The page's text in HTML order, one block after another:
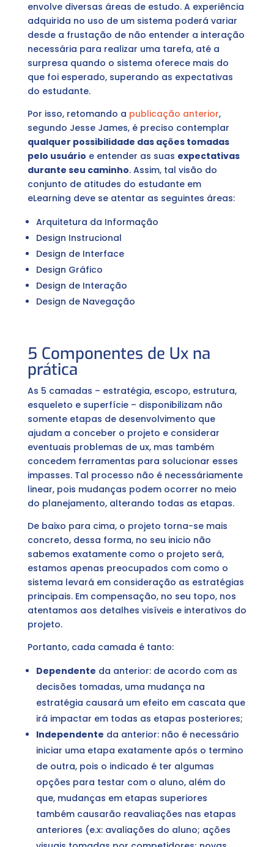
envolve diversas áreas de estudo. A experiência
adquirida no uso de um sistema poderá variar
desde a frustação de não entender a interação
necessária para realizar uma tarefa, até a
surpresa quando o sistema oferece mais do
que foi esperado, superando as expectativas
do estudante.
Por isso, retomando a publicação anterior,
segundo Jesse James, é preciso contemplar
qualquer possibilidade das ações tomadas
pelo usuário e entender as suas expectativas
durante seu caminho. Assim, tal visão do
conjunto de atitudes do estudante em
eLearning deve se atentar as seguintes áreas:
Arquitetura da Informação
Design Instrucional
Design de Interface
Design Gráfico
Design de Interação
Design de Navegação
5 Componentes de Ux na
prática
As 5 camadas – estratégia, escopo, estrutura,
esqueleto e superfície – disponibilizam não
somente etapas de desenvolvimento que
ajudam a conceber o projeto e considerar
eventuais problemas de ux, mas também
concedem ferramentas para solucionar esses
impasses. Tal processo não é necessáriamente
linear, pois mudanças podem ocorrer no meio
do planejamento, alterando todas as etapas.
De baixo para cima, o projeto torna-se mais
concreto, dessa forma, no seu inicio não
sabemos exatamente como o projeto será,
estamos apenas preocupados com como o
sistema levará em consideração as estratégias
principais. Em compensação, no seu topo, nos
atentamos aos detalhes visíveis e interativos do
projeto.
Portanto, cada camada é tanto:
Dependente da anterior: de acordo com as
decisões tomadas, uma mudança na
estratégia causará um efeito em cascata que
irá impactar em todas as etapas posteriores;
Independente da anterior: não é necessário
iniciar uma etapa exatamente após o termino
de outra, pois o indicado é ter algumas
opções para testar com o aluno, além do
que, mudanças em etapas superiores
também causarão reavaliações nas etapas
anteriores (e.x: avaliações do aluno; ações